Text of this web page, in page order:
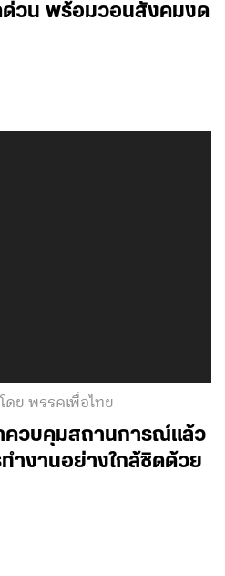
ด่วน พร้อมวอนสังคมงด
โดย พรรคเพื่อไทย
ควบคุมสถานการณ์แล้ว
ำงานอย่างใกล้ชิดด้วย